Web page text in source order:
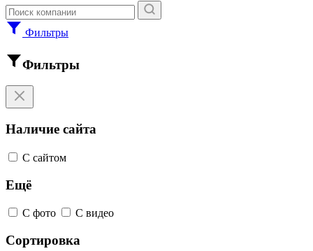
Фильтры
Фильтры
Наличие сайта
С сайтом
Ещё
С фото С видео
Сортировка